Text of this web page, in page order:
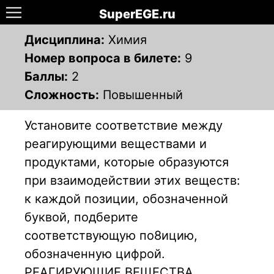
SuperEGE.ru
Дисциплина: Химия
Номер вопроса в билете: 9
Баллы: 2
Сложность: Повышенный
Установите соответствие между
реагирующими веществами и
продуктами, которые образуются
при взаимодействии этих веществ:
к каждой позиции, обозначенной
буквой, подберите
соответствующую по8ицию,
обозначенную цифрой.